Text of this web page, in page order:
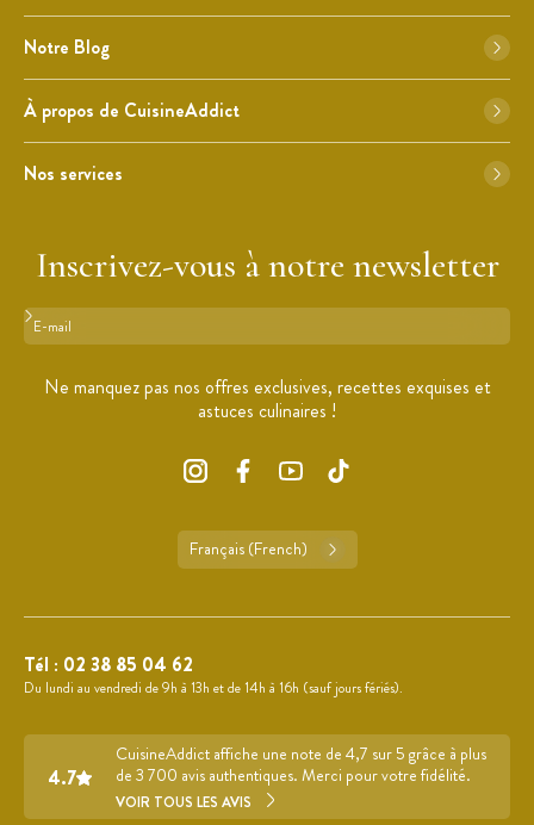
Notre Blog
À propos de CuisineAddict
Nos services
Inscrivez-vous à notre newsletter
Format : adresse@email.com
Ne manquez pas nos offres exclusives, recettes exquises et
astuces culinaires !
Français (French)
Tél : 02 38 85 04 62
Du lundi au vendredi de 9h à 13h et de 14h à 16h (sauf jours fériés).
4.7
CuisineAddict affiche une note de 4,7 sur 5 grâce à plus
de 3 700 avis authentiques. Merci pour votre fidélité.
VOIR TOUS LES AVIS